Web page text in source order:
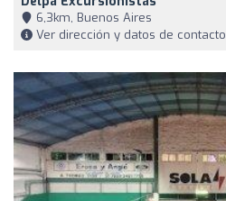
6,3km, Buenos Aires
Ver dirección y datos de contacto